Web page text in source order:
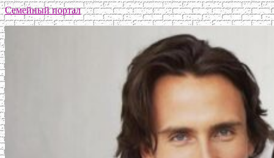
Семейный портал